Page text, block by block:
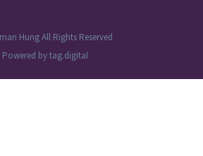
Hung All Rights Reserved
Powered bytag.digital